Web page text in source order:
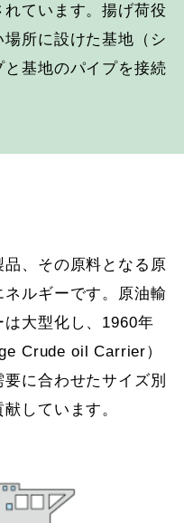
ています。揚げ荷役
所に設けた基地（シ
基地のパイプを接続
、その原料となる原
ルギーです。原油輸
大型化し、1960年
Crude oil Carrier）
に合わせたサイズ別
しています。